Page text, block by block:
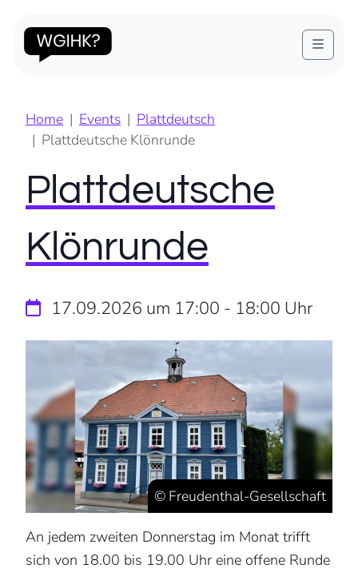
Menu
Home Events
Plattdeutsch
Plattdeutsche Klönrunde
Plattdeutsche
Klönrunde
17.09.2026 um 17:00 - 18:00 Uhr
© Freudenthal-Gesellschaft
An jedem zweiten Donnerstag im Monat trifft
sich von 18.00 bis 19.00 Uhr eine offene Runde